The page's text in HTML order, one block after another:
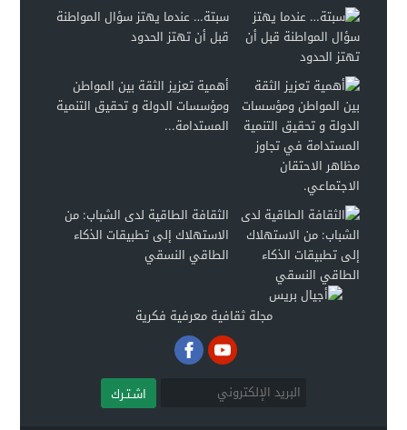
سبتة… عندما يهتز سؤال المواطنة
قبل أن تهتز الحدود
أهمية تعزيز الثقة بين المواطن
ومؤسسات الدولة و تحقيق التنمية
المستدامة...
الثقافة الطاقية لدى الشباب: من
الاستهلاك إلى تطبيقات الذكاء
الطاقي النسقي
مجلة ثقافية معرفية فكرية
اشـتـرك